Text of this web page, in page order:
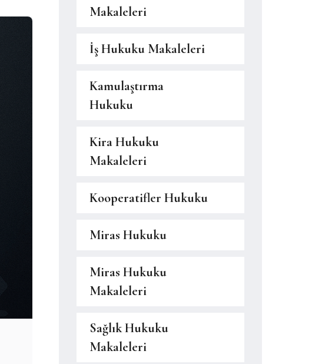
Makaleleri
İş Hukuku Makaleleri
Kamulaştırma
Hukuku
Kira Hukuku
Makaleleri
Kooperatifler Hukuku
Miras Hukuku
Miras Hukuku
Makaleleri
Sağlık Hukuku
Makaleleri